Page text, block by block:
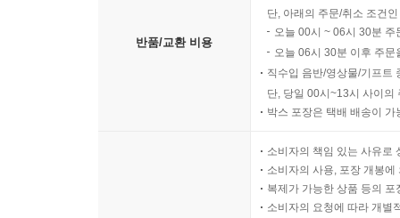
반품/교환 비용
단, 아래의 주문/취소 조건
오늘 00시 ~ 06시 30분
오늘 06시 30분 이후 주
직수입 음반/영상물/기프트
단, 당일 00시~13시 사이의
박스 포장은 택배 배송이
소비자의 책임 있는 사유로
소비자의 사용, 포장 개봉
복제가 가능한 상품 등의
소비자의 요청에 따라 개별